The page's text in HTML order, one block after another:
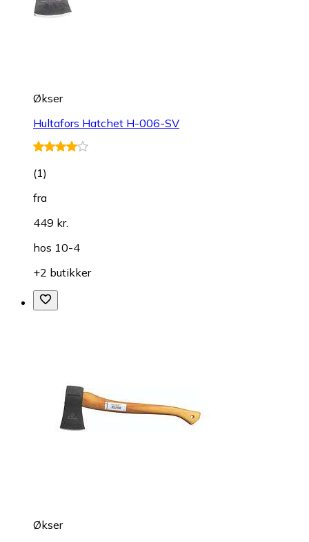
Økser
Hultafors Hatchet H-006-SV
(1)
fra
449 kr.
hos 10-4
+2 butikker
Økser